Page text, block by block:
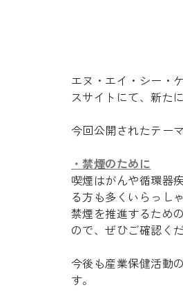
Recruit
エヌ・エイ・シー・
スサイトにて、新た
今回公開されたテー
・禁煙のために
喫煙はがんや循環器
る方も多くいらっし
禁煙を推進するため
ので、ぜひご確認く
今後も産業保健活動
す。